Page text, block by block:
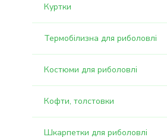
Куртки
Термобілизна для риболовлі
Костюми для риболовлі
Кофти, толстовки
Шкарпетки для риболовлі